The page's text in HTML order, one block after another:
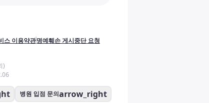
스 이용약관명예훼손 게시중단 요청
)
병원 입점 문의arrow_right